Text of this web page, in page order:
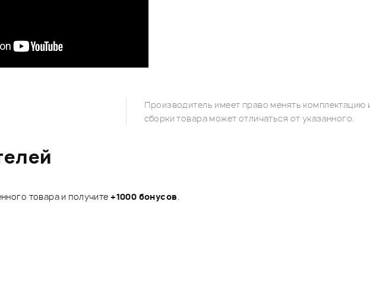
Производитель имеет право менять
сборки товара может отличаться от указанного.
товара и получите+1000 бонусов.